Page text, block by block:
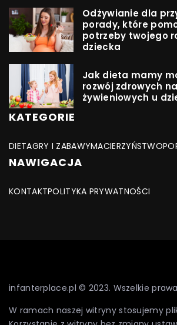
Odżywianie dla
porady, które
potrzeby twojego
dziecka
Jak dieta mamy
rozwój zdrowych
żywieniowych u
KATEGORIE
DIETAGRY I ZABAWYMACIERZYŃSTWO
NAWIGACJA
KONTAKTPOLITYKA PRYWATNOŚCI
infanterplace.pl © 2023. Wszelkie
W ramach naszej witryny stosujemy